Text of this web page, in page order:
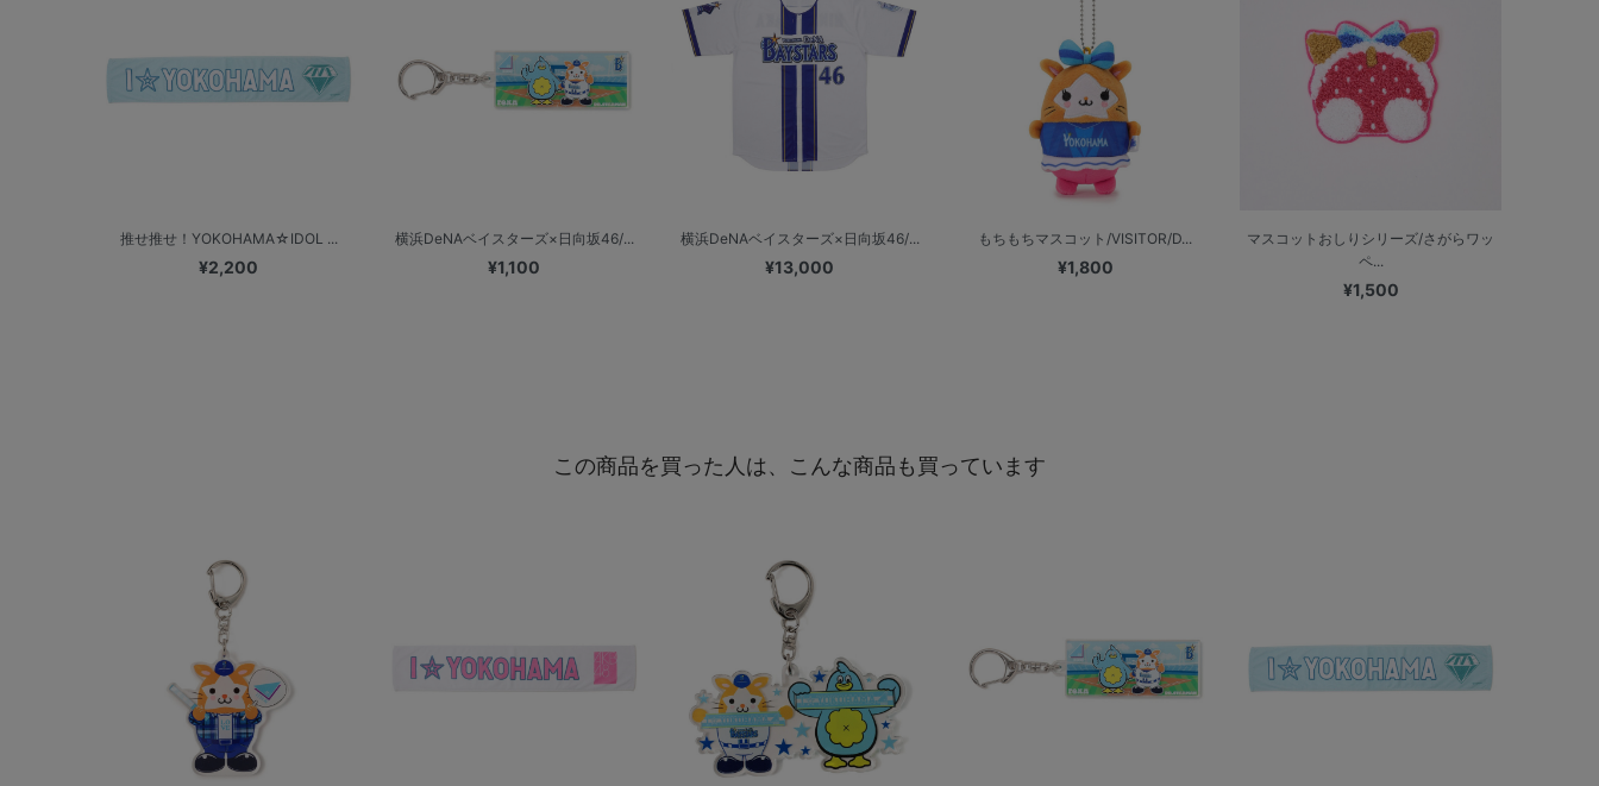
推せ推せ！YOKOHAMA☆IDOL ...
¥2,200
横浜DeNAベイスターズ×日向坂46/...
¥1,100
横浜DeNAベイスターズ×日向坂46/...
¥13,000
もちもちマスコット/VISITOR/D...
¥1,800
マスコットおしりシリーズ/さがらワッ
ペ...
¥1,500
この商品を買った人は、こんな商品も買っています